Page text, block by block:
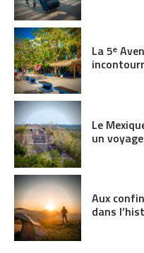
La 5ᵉ
Le
un
Aux
dans